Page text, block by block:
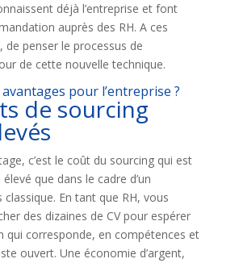
déjà l’entreprise et font
auprès des RH. A ces
de penser le processus de
de cette nouvelle technique.
pour l’entreprise ?
de sourcing
c’est le coût du sourcing qui est
que dans le cadre d’un
En tant que RH, vous
des dizaines de CV pour espérer
qui corresponde, en compétences et
ouvert. Une économie d’argent,